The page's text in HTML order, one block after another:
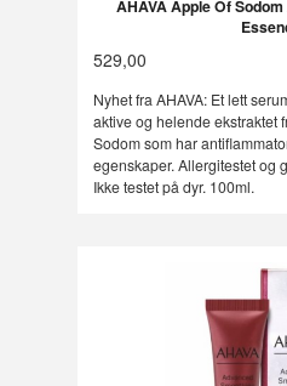
AHAVA Apple Of
529,00
Nyhet fra AHAVA: Et lett
aktive og helende ekstraktet
Sodom som har
egenskaper. Allergitestet og
Ikke testet på dyr. 100ml.